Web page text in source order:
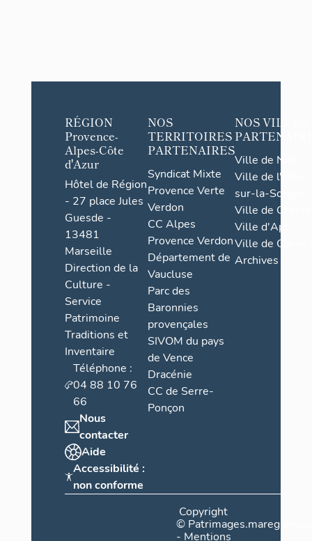
RÉGION
Provence-
Alpes-Côte
d'Azur
Hôtel de Région
- 27 place Jules
Guesde -
13481
Marseille
Direction de la
Culture -
Service
Patrimoine
Traditions et
Inventaire
Téléphone :
04 88 10 76
66
Nous
contacter
Aide
Accessibilité :
non conforme
NOS
TERRITOIRES
PARTENAIRES
Syndicat Mixte
Provence Verte
Verdon
CC Alpes
Provence Verdon
Département de
Vaucluse
Parc des
Baronnies
provençales
SIVOM du pays
de Vence
Dracénie
CC de Serre-
Ponçon
NOS VILLES
Ville de Nice
Ville de l'Isle-
sur-la-Sorgue
Ville de Grasse
Ville d'Apt
Ville de
Archives
Copyright
©
- Mentions